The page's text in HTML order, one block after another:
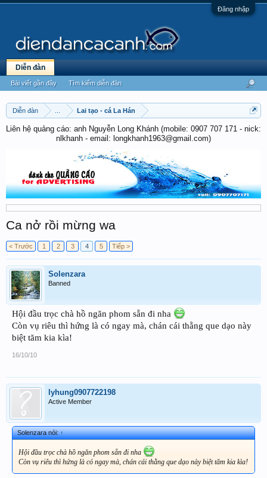
Đăng nhập
Diễn đàn Lai tạo - cá La Hán
Liên hệ quảng cáo: anh Nguyễn Long Khánh (mobile: 0907 707 171 - nick:
nlkhanh - email: longkhanh1963@gmail.com)
Ca nở rồi mừng wa
< Trước 1 2 3 4 5 Tiếp >
Solenzara
Banned
Hội đầu trọc chà hồ ngăn phom sẵn đi nha
Còn vụ riêu thì hứng là có ngay mà, chán cái thằng que dạo này
biệt tăm kia kìa!
16/10/10
lyhung0907722198
Active Member
Solenzara nói:↑
Hội đầu trọc chà hồ ngăn phom sẵn đi nha
Còn vụ riêu thì hứng là có ngay mà, chán cái thằng que dạo này biệt tăm kia kìa!
Diễn đàn
Bài viết gần đây Tìm kiếm diễn đàn